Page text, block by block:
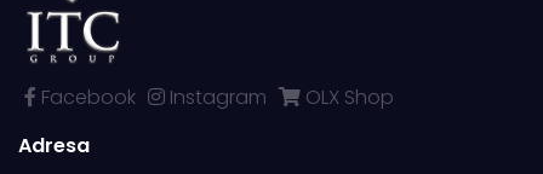
Facebook Instagram
OLX Shop
Adresa